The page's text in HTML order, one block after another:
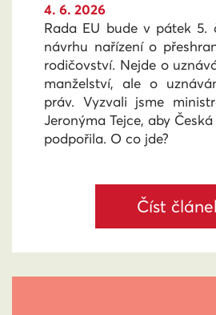
4. 6. 2026
Rada EU bude v pátek 5.
návrhu nařízení o
rodičovství. Nejde o
manželství, ale o
práv. Vyzvali jsme
Jeronýma Tejce, aby
podpořila. O co jde?
Číst